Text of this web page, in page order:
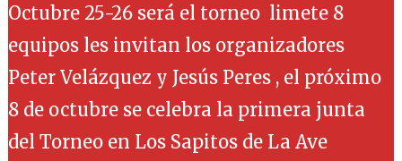
Octubre 25-26 será el torneo limete 8
equipos les invitan los organizadores
Peter Velázquez y Jesús Peres , el próximo
8 de octubre se celebra la primera junta
del Torneo en Los Sapitos de La Ave